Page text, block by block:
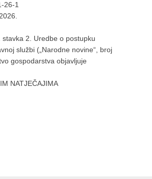
26-1
2. Uredbe o postupku
službi („Narodne novine“, broj
gospodarstva objavljuje
NATJEČAJIMA